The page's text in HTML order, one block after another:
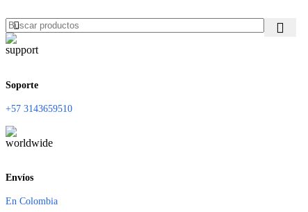
Soporte
+57 3143659510
Envíos
En Colombia